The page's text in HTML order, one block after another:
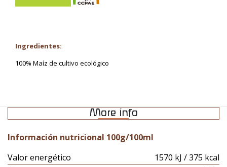
Ingredientes:
100% Maíz de cultivo ecológico
More info
Información nutricional 100g/100ml
Valor energético
1570 kJ / 375 kcal